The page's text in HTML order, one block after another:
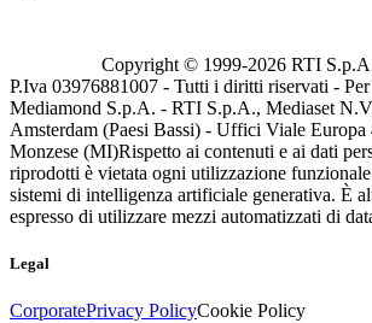
Copyright © 1999-2026 RTI
P.Iva 03976881007 - Tutti i diritti riservati -
Mediamond S.p.A. - RTI S.p.A., Mediaset
Amsterdam (Paesi Bassi) - Uffici Viale
Monzese (MI)Rispetto ai contenuti e ai dati
riprodotti è vietata ogni utilizzazione funzionale
sistemi di intelligenza artificiale generativa. È
espresso di utilizzare mezzi automatizzati di
Legal
CorporatePrivacy PolicyCookie Policy